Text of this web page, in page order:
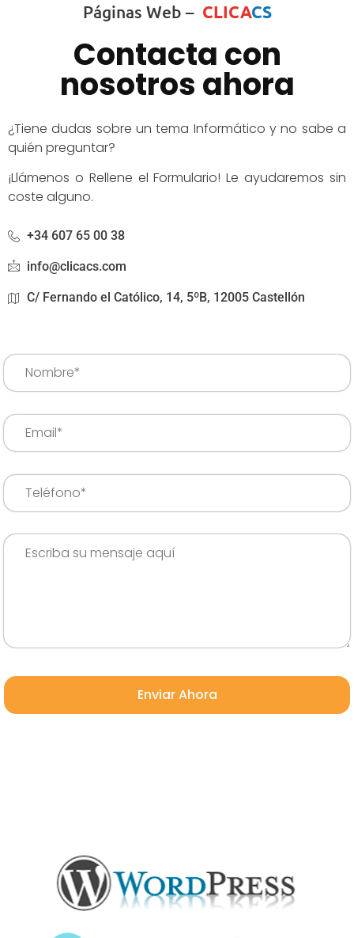
Páginas Web – CLICACS
Contacta con
nosotros ahora
¿Tiene dudas sobre un tema Informático y no sabe a
quién preguntar?
¡Llámenos o Rellene el Formulario! Le ayudaremos sin
coste alguno.
+34 607 65 00 38
info@clicacs.com
C/ Fernando el Católico, 14, 5ºB, 12005 Castellón